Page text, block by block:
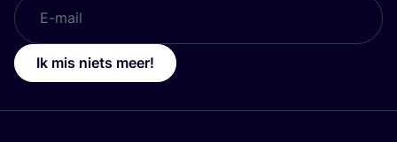
Ik mis niets meer!